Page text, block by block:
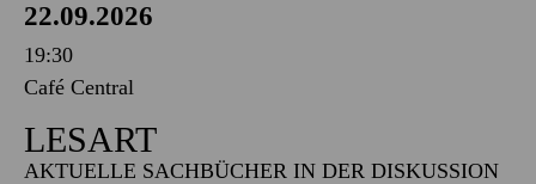
22.09.2026
19:30
Café Central
LESART
AKTUELLE SACHBÜCHER IN DER DISKUSSION